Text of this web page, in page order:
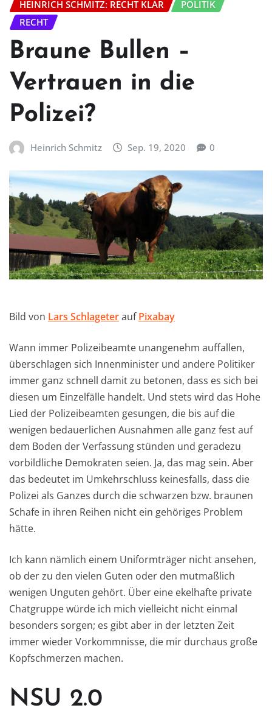
HEINRICH SCHMITZ: RECHT KLAR
POLITIK
RECHT
Braune Bullen –
Vertrauen in die
Polizei?
Heinrich Schmitz Sep. 19, 2020 0
Bild von Lars SchlageteraufPixabay
Wann immer Polizeibeamte unangenehm auffallen,
überschlagen sich Innenminister und andere Politiker
immer ganz schnell damit zu betonen, dass es sich bei
diesen um Einzelfälle handelt. Und stets wird das Hohe
Lied der Polizeibeamten gesungen, die bis auf die
wenigen bedauerlichen Ausnahmen alle ganz fest auf
dem Boden der Verfassung stünden und geradezu
vorbildliche Demokraten seien. Ja, das mag sein. Aber
das bedeutet im Umkehrschluss keinesfalls, dass die
Polizei als Ganzes durch die schwarzen bzw. braunen
Schafe in ihren Reihen nicht ein gehöriges Problem
hätte.
Ich kann nämlich einem Uniformträger nicht ansehen,
ob der zu den vielen Guten oder den mutmaßlich
wenigen Unguten gehört. Über eine ekelhafte private
Chatgruppe würde ich mich vielleicht nicht einmal
besonders sorgen; es gibt aber in der letzten Zeit
immer wieder Vorkommnisse, die mir durchaus große
Kopfschmerzen machen.
NSU 2.0